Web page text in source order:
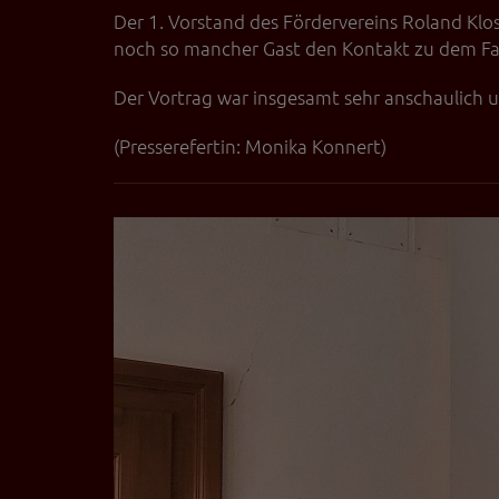
Videos werden
Website speichert,
sein oder auch
Der 1. Vorstand des Fördervereins Roland
noch so mancher Gast den Kontakt zu dem
Der Vortrag war insgesamt sehr anschaulich
(Presserefertin: Monika Konnert)